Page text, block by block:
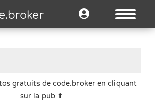
gratuits de code.broker en cliquant
sur la pub ⬆